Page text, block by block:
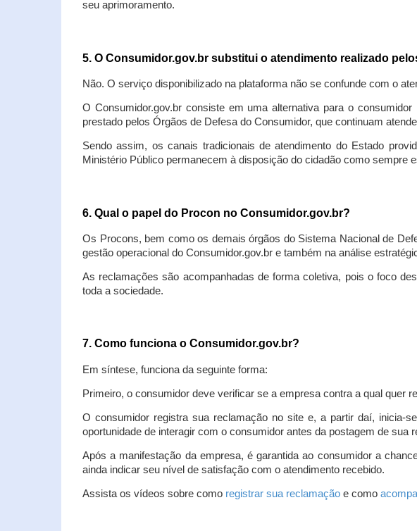
seu aprimoramento.
5. O Consumidor.gov.br substitui o atendimento realizado
Não. O serviço disponibilizado na plataforma não se confunde com o
O Consumidor.gov.br consiste em uma alternativa para o
prestado pelos Órgãos de Defesa do Consumidor, que continuam
Sendo assim, os canais tradicionais de atendimento do Estado
Ministério Público permanecem à disposição do cidadão como sempre
6. Qual o papel do Procon no Consumidor.gov.br?
Os Procons, bem como os demais órgãos do Sistema Nacional de
gestão operacional do Consumidor.gov.br e também na análise
As reclamações são acompanhadas de forma coletiva, pois o foco
toda a sociedade.
7. Como funciona o Consumidor.gov.br?
Em síntese, funciona da seguinte forma:
Primeiro, o consumidor deve verificar se a empresa contra a qual quer
O consumidor registra sua reclamação no site e, a partir daí, inicia-
oportunidade de interagir com o consumidor antes da postagem de sua
Após a manifestação da empresa, é garantida ao consumidor a
ainda indicar seu nível de satisfação com o atendimento recebido.
Assista os vídeos sobre como registrar sua reclamação e como